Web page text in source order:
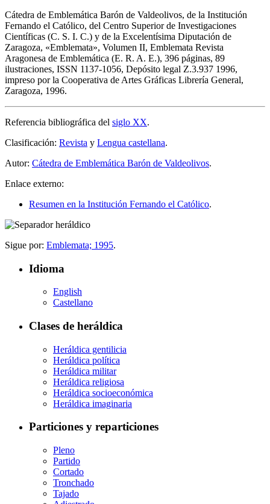
Cátedra de Emblemática Barón de Valdeolivos, de la Institución
Fernando el Católico, del Centro Superior de Investigaciones
Científicas (C. S. I. C.) y de la Excelentísima Diputación de
Zaragoza, «Emblemata», Volumen II, Emblemata Revista
Aragonesa de Emblemática (E. R. A. E.), 396 páginas, 89
ilustraciones, ISSN 1137-1056, Depósito legal Z.3.937 1996,
impreso por la Cooperativa de Artes Gráficas Librería General,
Zaragoza, 1996.
Referencia bibliográfica del siglo XX.
Clasificación: Revista y Lengua castellana.
Autor: Cátedra de Emblemática Barón de Valdeolivos.
Enlace externo:
Resumen en la Institución Fernando el Católico.
Sigue por: Emblemata; 1995.
Idioma
English
Castellano
Clases de heráldica
Heráldica gentilicia
Heráldica política
Heráldica militar
Heráldica religiosa
Heráldica socioeconómica
Heráldica imaginaria
Particiones y reparticiones
Pleno
Partido
Cortado
Tronchado
Tajado